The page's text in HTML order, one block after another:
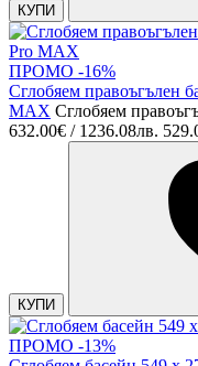
КУПИ
ПРОМО -16%
Сглобяем правоъгълен
MAX Сглобяем
632.00€ / 1236.08лв.
КУПИ
ПРОМО -13%